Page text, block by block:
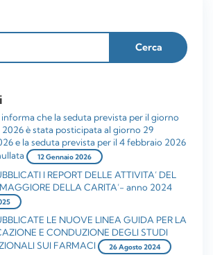
informa che la seduta prevista per il giorno
2026 è stata posticipata al giorno 29
e la seduta prevista per il 4 febbraio 2026
12 Gennaio 2026
I REPORT DELLE ATTIVITA’ DEL
DELLA CARITA’- anno 2024
LE NUOVE LINEA GUIDA PER LA
E CONDUZIONE DEGLI STUDI
SUI FARMACI
26 Agosto 2024